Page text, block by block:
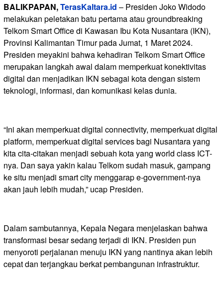
BALIKPAPAN,TerasKaltara.id – Presiden Joko Widodo
melakukan peletakan batu pertama atau groundbreaking
Telkom Smart Office di Kawasan Ibu Kota Nusantara (IKN),
Provinsi Kalimantan Timur pada Jumat, 1 Maret 2024.
Presiden meyakini bahwa kehadiran Telkom Smart Office
merupakan langkah awal dalam memperkuat konektivitas
digital dan menjadikan IKN sebagai kota dengan sistem
teknologi, informasi, dan komunikasi kelas dunia.
“Ini akan memperkuat digital connectivity, memperkuat digital
platform, memperkuat digital services bagi Nusantara yang
kita cita-citakan menjadi sebuah kota yang world class ICT-
nya. Dan saya yakin kalau Telkom sudah masuk, gampang
ke situ menjadi smart city menggarap e-government-nya
akan jauh lebih mudah,” ucap Presiden.
Dalam sambutannya, Kepala Negara menjelaskan bahwa
transformasi besar sedang terjadi di IKN. Presiden pun
menyoroti perjalanan menuju IKN yang nantinya akan lebih
cepat dan terjangkau berkat pembangunan infrastruktur.